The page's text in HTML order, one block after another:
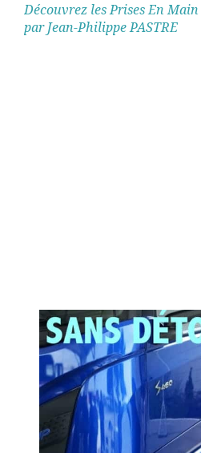
Découvrez les Prises En
par Jean-Philippe PASTRE